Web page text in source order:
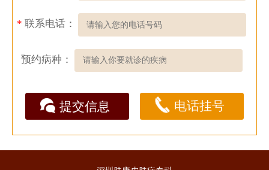
* 联系电话：
预约病种：
提交信息 电话挂号